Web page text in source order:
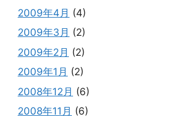
2009年4月 (4)
2009年3月 (2)
2009年2月 (2)
2009年1月 (2)
2008年12月 (6)
2008年11月 (6)